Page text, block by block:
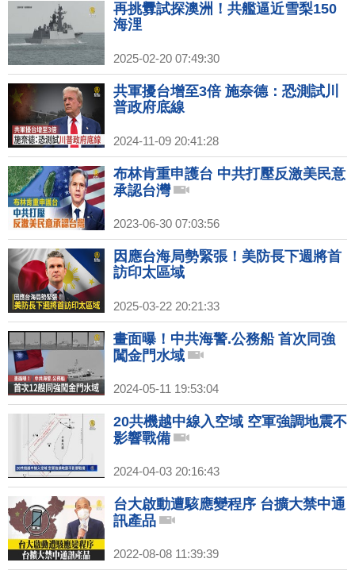
再挑釁試探澳洲！共艦逼近雪梨150
海浬
2025-02-20 07:49:30
共軍擾台增至3倍 施奈德：恐測試川
普政府底線
2024-11-09 20:41:28
布林肯重申護台 中共打壓反激美民意
承認台灣
2023-06-30 07:03:56
因應台海局勢緊張！美防長下週將首
訪印太區域
2025-03-22 20:21:33
畫面曝！中共海警.公務船 首次同強
闖金門水域
2024-05-11 19:53:04
20共機越中線入空域 空軍強調地震不
影響戰備
2024-04-03 20:16:43
台大啟動遭駭應變程序 台擴大禁中通
訊產品
2022-08-08 11:39:39